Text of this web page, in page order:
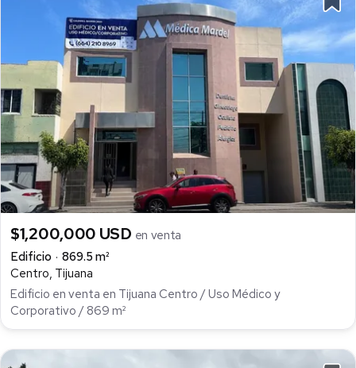
$1,200,000 USD en venta
Edificio
869.5 m²
Centro, Tijuana
Edificio en venta en Tijuana Centro / Uso Médico y
Corporativo / 869 m²